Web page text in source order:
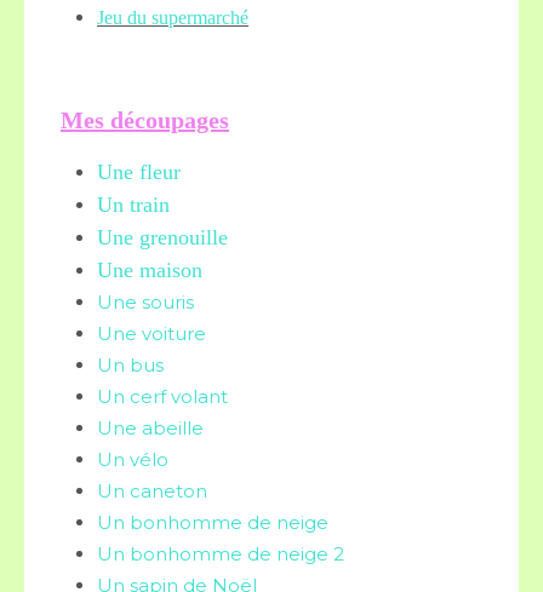
Jeu du supermarché
Mes découpages
Une fleur
Un train
Une grenouille
Une maison
Une souris
Une voiture
Un bus
Un cerf volant
Une abeille
Un vélo
Un caneton
Un bonhomme de neige
Un bonhomme de neige 2
Un sapin de Noël